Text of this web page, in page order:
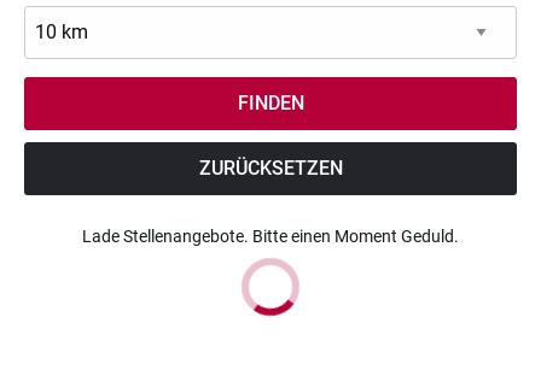
ZURÜCKSETZEN
Lade Stellenangebote. Bitte einen Moment Geduld.